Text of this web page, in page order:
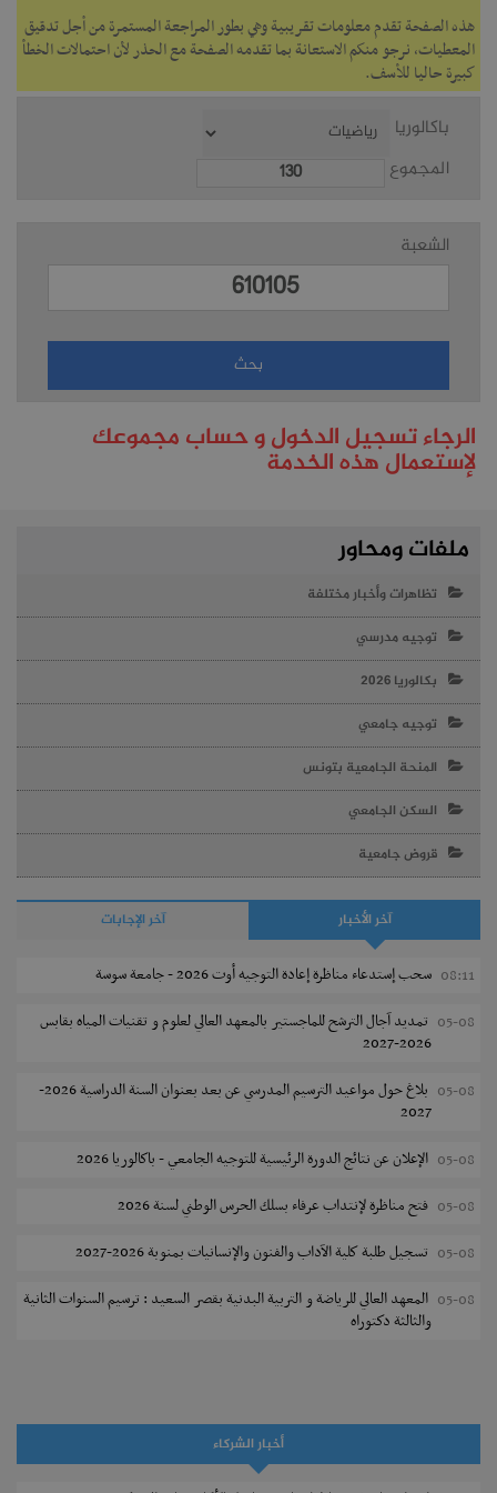
هذه الصفحة تقدم معلومات تقريبية وهي بطور المراجعة المستمرة من أجل تدقيق
المعطيات، نرجو منكم الاستعانة بما تقدمه الصفحة مع الحذر لأن احتمالات الخطأ
كبيرة حاليا للأسف.
باكالوريا
المجموع
الشعبة
الرجاء تسجيل الدخول و حساب مجموعك
لإستعمال هذه الخدمة
ملفات ومحاور
تظاهرات وأخبار مختلفة
توجيه مدرسي
بكالوريا 2026
توجيه جامعي
المنحة الجامعية بتونس
السكن الجامعي
قروض جامعية
آخر الأخبار آخر الإجابات
08:11 سحب إستدعاء مناظرة إعادة التوجيه أوت 2026 - جامعة سوسة
05-08 تمديد آجال الترشح للماجستير بالمعهد العالي لعلوم و تقنيات المياه بقابس
2026-2027
05-08
بلاغ حول مواعيد الترسيم المدرسي عن بعد بعنوان السنة الدراسية 2026-
2027
05-08 الإعلان عن نتائج الدورة الرئيسية للتوجيه الجامعي - باكالوريا 2026
05-08 فتح مناظرة لإنتداب عرفاء بسلك الحرس الوطني لسنة 2026
05-08 تسجيل طلبة كلية الآداب والفنون والإنسانيات بمنوبة 2026-2027
05-08 المعهد العالي للرياضة و التربية البدنية بقصر السعيد : ترسيم السنوات الثانية
والثالثة دكتوراه
05-08
الترشح للماجستير بالمعهد العالي للرياضة والتربية البدنية بصفاقس 2026-
أخبار الشركاء